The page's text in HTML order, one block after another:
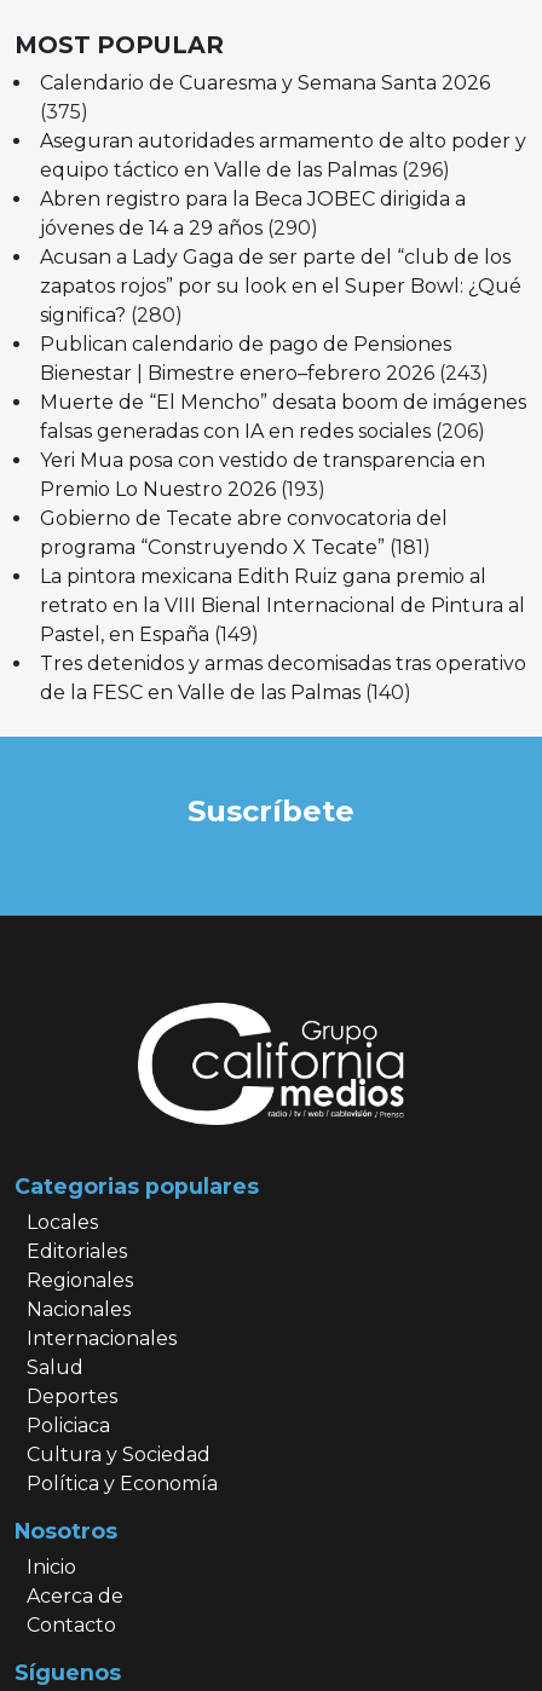
MOST POPULAR
Calendario de Cuaresma y Semana Santa 2026
(375)
Aseguran autoridades armamento de alto poder y
equipo táctico en Valle de las Palmas (296)
Abren registro para la Beca JOBEC dirigida a
jóvenes de 14 a 29 años (290)
Acusan a Lady Gaga de ser parte del “club de los
zapatos rojos” por su look en el Super Bowl: ¿Qué
significa? (280)
Publican calendario de pago de Pensiones
Bienestar | Bimestre enero–febrero 2026 (243)
Muerte de “El Mencho” desata boom de imágenes
falsas generadas con IA en redes sociales (206)
Yeri Mua posa con vestido de transparencia en
Premio Lo Nuestro 2026 (193)
Gobierno de Tecate abre convocatoria del
programa “Construyendo X Tecate” (181)
La pintora mexicana Edith Ruiz gana premio al
retrato en la VIII Bienal Internacional de Pintura al
Pastel, en España (149)
Tres detenidos y armas decomisadas tras operativo
de la FESC en Valle de las Palmas (140)
Suscríbete
Categorias populares
Locales
Editoriales
Regionales
Nacionales
Internacionales
Salud
Deportes
Policiaca
Cultura y Sociedad
Política y Economía
Nosotros
Inicio
Acerca de
Contacto
Síguenos